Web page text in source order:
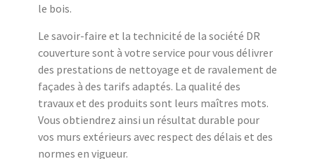
le bois.
Le savoir-faire et la technicité de la société DR
couverture sont à votre service pour vous délivrer
des prestations de nettoyage et de ravalement de
façades à des tarifs adaptés. La qualité des
travaux et des produits sont leurs maîtres mots.
Vous obtiendrez ainsi un résultat durable pour
vos murs extérieurs avec respect des délais et des
normes en vigueur.